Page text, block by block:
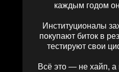
каждым годом он
Институционалы
покупают биток в
тестируют свои
Всё это — не хайп,